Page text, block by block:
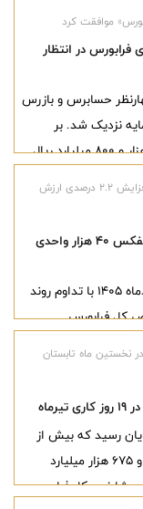
موافقت کرد
۲۵.۳ درصدی فرابورس در انتظار
حسابرس و بازرس
نزدیک شد. بر
اساس این گزارش، افزایش سرمایه شرکت از 15 هزار و 800 میلیارد ریال
و سایر اندوخته‌ها با
مطلوب بورس‌ها،
رشد ۵.۴ درصدی شاخص کل و افزایش ۲.۲ درصدی ارزش
فرابورس در مسیر صعود؛ آیفکس ۴۰ هزار واحدی
بازارهای فرابورس ایران در هفته منتهی به ۹ مردادماه ۱۴۰۵ با تداوم روند
کل فرابورس
نخستین ماه تابستان
به پایان رسید که بیش از
۴۲۷ میلیارد ورقه بهادار به ارزش افزون بر ۴ هزار و ۶۷۵ هزار میلیارد
و شاخص کل فرابورس